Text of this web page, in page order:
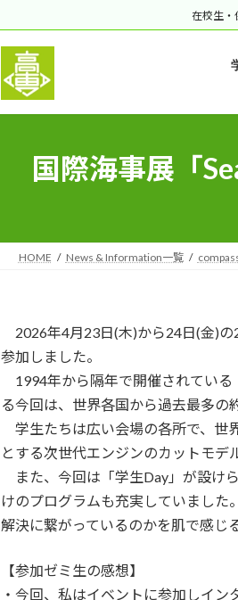
在校生・
国際海事展「
HOME News & Information一覧
2026年4月23日(木)から24日(金)の
参加しました。
1994年から隔年で開催されている
る今回は、世界各国から過去最多の
学生たちは広い会場の各所で、世
とする次世代エンジンのカットモデ
また、今回は「学生Day」が設け
けのプログラムも充実していまし
解決に繋がっているのかを肌で感じ
【参加ゼミ生の感想】
・今回、私はイベントに参加しイ